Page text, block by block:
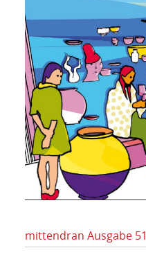
mittendran Ausgabe 51